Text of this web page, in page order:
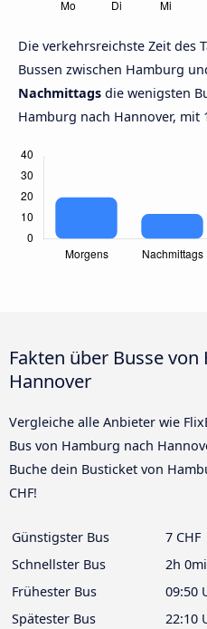
Die verkehrsreichste Zeit des
Bussen zwischen Hamburg
Nachmittags die wenigsten
Hamburg nach Hannover, mit
Fakten über Busse
Hannover
Vergleiche alle Anbieter wie
Bus von Hamburg nach
Buche dein Busticket von
CHF!
Günstigster Bus
7 CHF
Schnellster Bus
2h
Frühester Bus
09:50
Spätester Bus
22:10